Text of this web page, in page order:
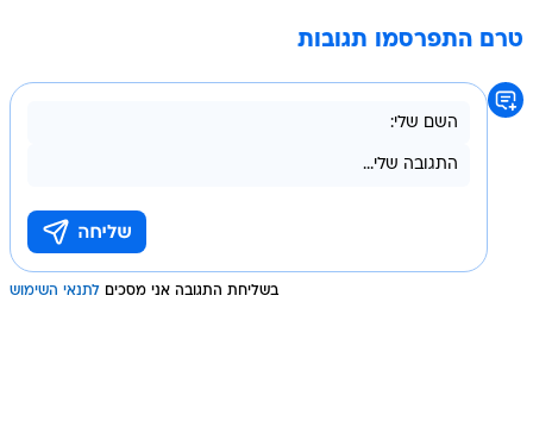
טרם התפרסמו תגובות
בשליחת התגובה אני מסכים לתנאי השימוש